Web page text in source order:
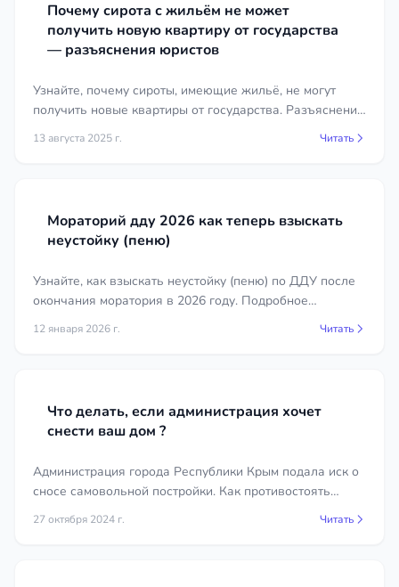
Почему сирота с жильём не может
получить новую квартиру от государства
— разъяснения юристов
Узнайте, почему сироты, имеющие жильё, не могут
получить новые квартиры от государства. Разъяснения
юристов по жилищным вопросам.
13 августа 2025 г. Читать
Мораторий дду 2026 как теперь взыскать
неустойку (пеню)
Узнайте, как взыскать неустойку (пеню) по ДДУ после
окончания моратория в 2026 году. Подробное
руководство для дольщиков.
12 января 2026 г. Читать
Что делать, если администрация хочет
снести ваш дом ?
Администрация города Республики Крым подала иск о
сносе самовольной постройки. Как противостоять
незаконному сносу собственного жилья. Актуальная
судебная практика.
27 октября 2024 г. Читать